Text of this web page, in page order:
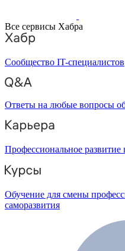
Все сервисы Хабра
Сообщество IT-специалистов
Ответы на любые вопросы
Профессиональное развитие
Обучение для смены
саморазвития